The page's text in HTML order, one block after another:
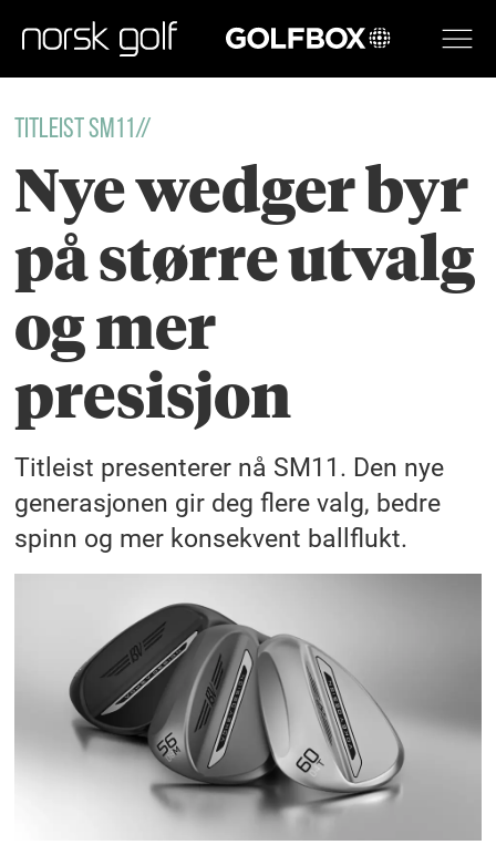
GOLFBOX
TITLEIST SM11//
Nye wedger byr
på større utvalg
og mer
presisjon
Titleist presenterer nå SM11. Den nye
generasjonen gir deg flere valg, bedre
spinn og mer konsekvent ballflukt.